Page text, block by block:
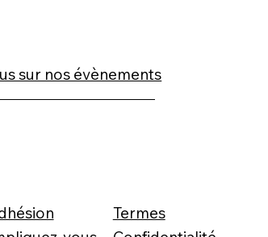
sur nos évènements
Termes